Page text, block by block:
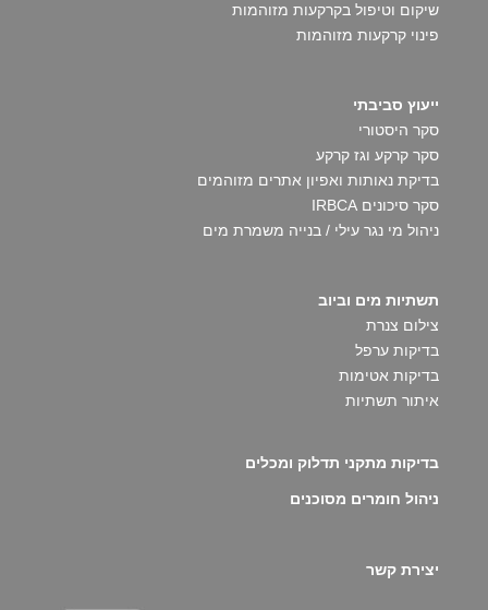
שיקום וטיפול בקרקעות מזוהמות
פינוי קרקעות מזוהמות
ייעוץ סביבתי
סקר היסטורי
סקר קרקע וגז קרקע
בדיקת נאותות ואפיון אתרים מזוהמים
סקר סיכונים IRBCA
ניהול מי נגר עילי / בנייה משמרת מים
תשתיות מים וביוב
צילום צנרת
בדיקות ערפל
בדיקות אטימות
איתור תשתיות
בדיקות מתקני תדלוק ומכלים
ניהול חומרים מסוכנים
יצירת קשר